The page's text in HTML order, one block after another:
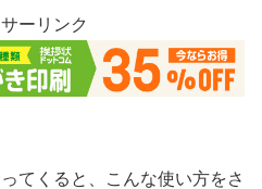
ーリンク
てくると、こんな使い方をさ